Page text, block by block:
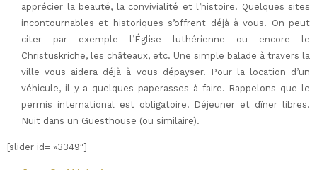
apprécier la beauté, la convivialité et l’histoire. Quelques sites
incontournables et historiques s’offrent déjà à vous. On peut
citer par exemple l’Église luthérienne ou encore le
Christuskriche, les châteaux, etc. Une simple balade à travers la
ville vous aidera déjà à vous dépayser. Pour la location d’un
véhicule, il y a quelques paperasses à faire. Rappelons que le
permis international est obligatoire. Déjeuner et dîner libres.
Nuit dans un Guesthouse (ou similaire).
[slider id= »3349″]